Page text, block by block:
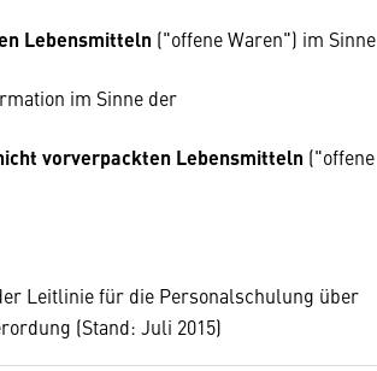
Lebensmitteln ("offene Waren") im Sinne
im Sinne der
vorverpackten Lebensmitteln ("offene
Leitlinie für die Personalschulung über
(Stand: Juli 2015)